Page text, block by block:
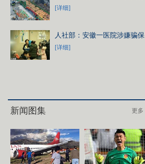
[详细]
人社部：安徽一医院涉嫌骗保..
[详细]
新闻图集 更多